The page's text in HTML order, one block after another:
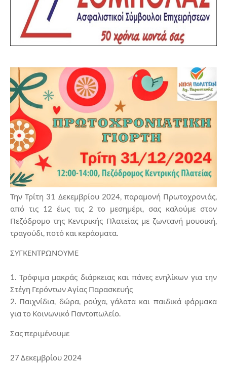
Την Τρίτη 31 Δεκεμβρίου 2024, παραμονή Πρωτοχρονιάς,
από τις 12 έως τις 2 το μεσημέρι, σας καλούμε στον
Πεζόδρομο της Κεντρικής Πλατείας με ζωντανή μουσική,
τραγούδι, ποτό και κεράσματα.
ΣΥΓΚΕΝΤΡΩΝΟΥΜΕ
1. Τρόφιμα μακράς διάρκειας και πάνες ενηλίκων για την
Στέγη Γερόντων Αγίας Παρασκευής
2. Παιχνίδια, δώρα, ρούχα, γάλατα και παιδικά φάρμακα
για το Κοινωνικό Παντοπωλείο.
Σας περιμένουμε
27 Δεκεμβρίου 2024